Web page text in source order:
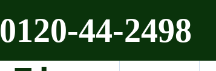
0120-44-2498